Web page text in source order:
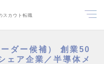
スカウト転職
ダー候補） 創業50
ェア企業／半導体メ